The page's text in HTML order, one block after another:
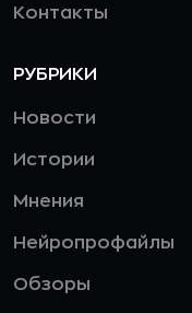
Контакты
РУБРИКИ
Новости
Истории
Мнения
Нейропрофайлы
Обзоры